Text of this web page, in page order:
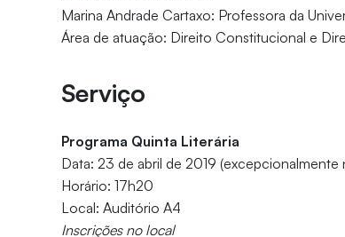
Marina Andrade Cartaxo: Professora da
Área de atuação: Direito Constitucional e
Serviço
Programa Quinta Literária
Data: 23 de abril de 2019 (excepcionalmente
Horário: 17h20
Local: Auditório A4
Inscrições no local